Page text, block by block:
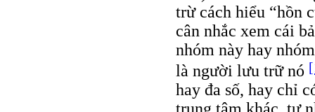
trừ cách hiểu “hồn
cân nhắc xem cái
nhóm này hay
là người lưu trữ nó
hay đa số, hay chỉ